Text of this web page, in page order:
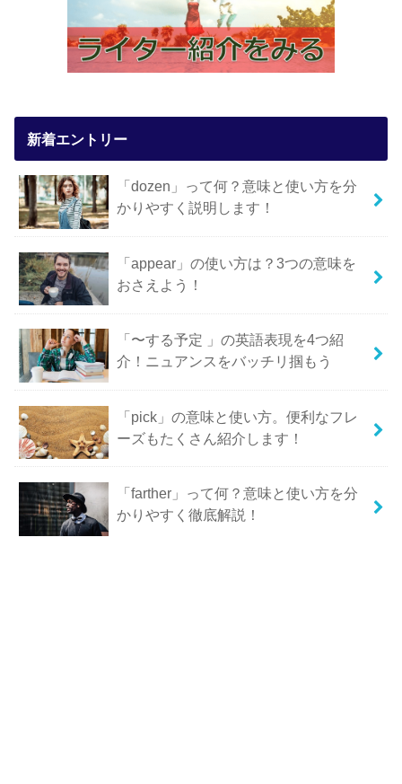
新着エントリー
「dozen」って何？意味と使い方を分
かりやすく説明します！
「appear」の使い方は？3つの意味を
おさえよう！
「〜する予定 」の英語表現を4つ紹
介！ニュアンスをバッチリ掴もう
「pick」の意味と使い方。便利なフレ
ーズもたくさん紹介します！
「farther」って何？意味と使い方を分
かりやすく徹底解説！